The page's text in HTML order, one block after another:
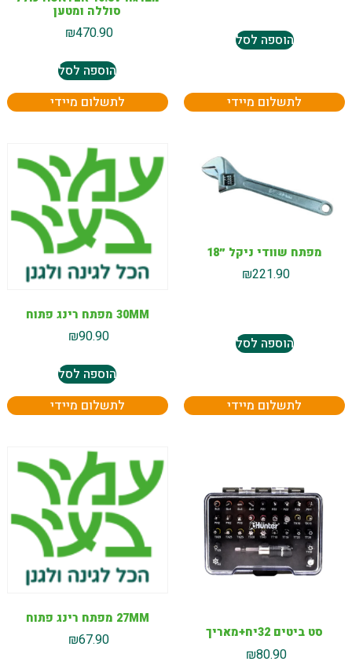
הוספה לסל
לתשלום מיידי
סוללה ומטען
₪470.90
הוספה לסל
לתשלום מיידי
מפתח שוודי ניקל ״18
₪221.90
הוספה לסל
לתשלום מיידי
30MM מפתח רינג פתוח
₪90.90
הוספה לסל
לתשלום מיידי
סט ביטים 32יח+מאריך
₪80.90
27MM מפתח רינג פתוח
₪67.90